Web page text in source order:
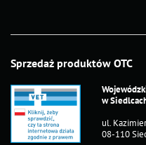
Sprzedaż produktów OTC
w
ul.
08-110